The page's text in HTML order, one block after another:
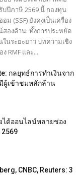
บปีภาษี 2569 นี้ กองทุน
ม (SSF) ยังคงเป็นเครื่อง
องด้าน: ทั้งการประหยัด
นระยะยาว บทความเชิง
RMF และ...
กลยุทธ์การทำเงินจาก
ผู้เข้าชมหลักล้าน
ได้ออนไลน์หลายช่อง
CNBC, Reuters: 3